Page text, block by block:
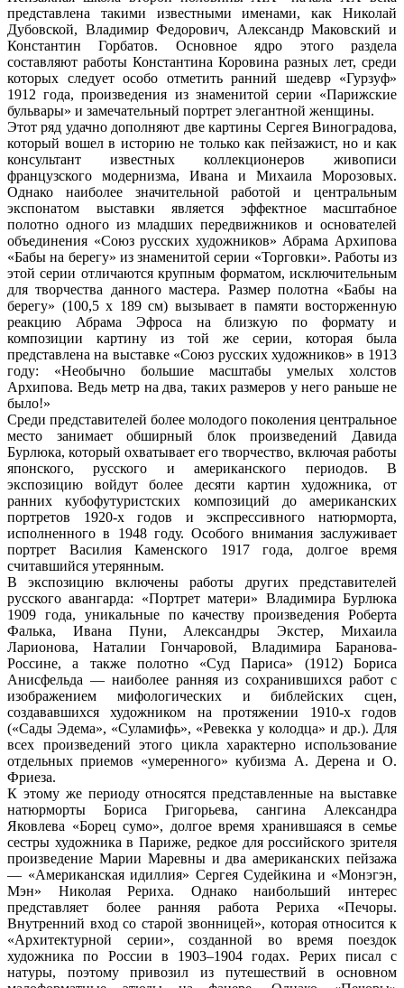
представлена такими известными именами, как Николай
Дубовской, Владимир Федорович, Александр Маковский и
Константин Горбатов. Основное ядро этого раздела
составляют работы Константина Коровина разных лет, cреди
которых следует особо отметить ранний шедевр «Гурзуф»
1912 года, произведения из знаменитой серии «Парижские
бульвары» и замечательный портрет элегантной женщины.
Этот ряд удачно дополняют две картины Сергея Виноградова,
который вошел в историю не только как пейзажист, но и как
консультант известных коллекционеров живописи
французского модернизма, Ивана и Михаила Морозовых.
Однако наиболее значительной работой и центральным
экспонатом выставки является эффектное масштабное
полотно одного из младших передвижников и основателей
объединения «Союз русских художников» Абрама Архипова
«Бабы на берегу» из знаменитой серии «Торговки». Работы из
этой серии отличаются крупным форматом, исключительным
для творчества данного мастера. Размер полотна «Бабы на
берегу» (100,5 x 189 см) вызывает в памяти восторженную
реакцию Абрама Эфроса на близкую по формату и
композиции картину из той же серии, которая была
представлена на выставке «Союз русских художников» в 1913
году: «Необычно большие масштабы умелых холстов
Архипова. Ведь метр на два, таких размеров у него раньше не
было!»
Среди представителей более молодого поколения центральное
место занимает обширный блок произведений Давида
Бурлюка, который охватывает его творчество, включая работы
японского, русского и американского периодов. В
экспозицию войдут более десяти картин художника, от
ранних кубофутуристских композиций до американских
портретов 1920-х годов и экспрессивного натюрморта,
исполненного в 1948 году. Особого внимания заслуживает
портрет Василия Каменского 1917 года, долгое время
считавшийся утерянным.
В экспозицию включены работы других представителей
русского авангарда: «Портрет матери» Владимира Бурлюка
1909 года, уникальные по качеству произведения Роберта
Фалька, Ивана Пуни, Александры Экстер, Михаила
Ларионова, Наталии Гончаровой, Владимира Баранова-
Россине, а также полотно «Суд Париса» (1912) Бориса
Анисфельда — наиболее ранняя из сохранившихся работ с
изображением мифологических и библейских сцен,
создававшихся художником на протяжении 1910-х годов
(«Сады Эдема», «Суламифь», «Ревекка у колодца» и др.). Для
всех произведений этого цикла характерно использование
отдельных приемов «умеренного» кубизма А. Дерена и О.
Фриеза.
К этому же периоду относятся представленные на выставке
натюрморты Бориса Григорьева, сангина Александра
Яковлева «Борец сумо», долгое время хранившаяся в семье
сестры художника в Париже, редкое для российского зрителя
произведение Марии Маревны и два американских пейзажа
— «Американская идиллия» Сергея Судейкина и «Монэгэн,
Мэн» Николая Рериха. Однако наибольший интерес
представляет более ранняя работа Рериха «Печоры.
Внутренний вход со старой звонницей», которая относится к
«Архитектурной серии», созданной во время поездок
художника по России в 1903–1904 годах. Рерих писал с
натуры, поэтому привозил из путешествий в основном